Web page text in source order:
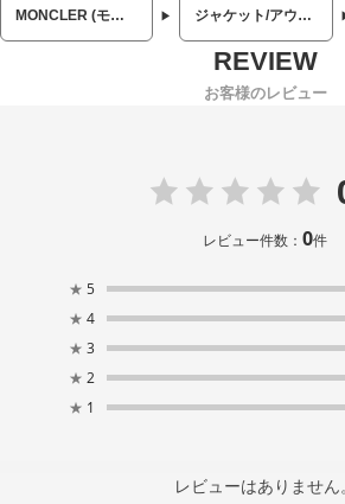
MONCLER (モンクレール) ジャケット/アウター
お客様のレビュー
レビュー件数：0件
★ 5
★ 4
★ 3
★ 2
★ 1
レビューはありません